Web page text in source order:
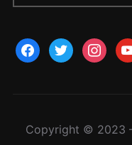
Copyright © 2023